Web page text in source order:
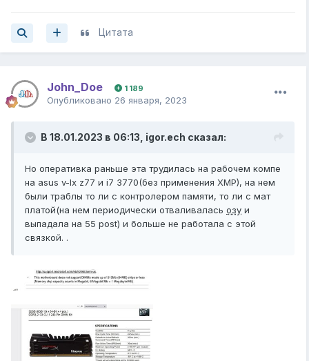
Цитата
John_Doe 1 189
Опубликовано 26 января, 2023
В 18.01.2023 в 06:13, igor.ech сказал:
Но оперативка раньше эта трудилась на рабочем компе
на asus v-lx z77 и i7 3770(без применения XMP), на нем
были траблы то ли с контролером памяти, то ли с мат
платой(на нем периодически отваливалась озу и
выпадала на 55 post) и больше не работала с этой
связкой. .